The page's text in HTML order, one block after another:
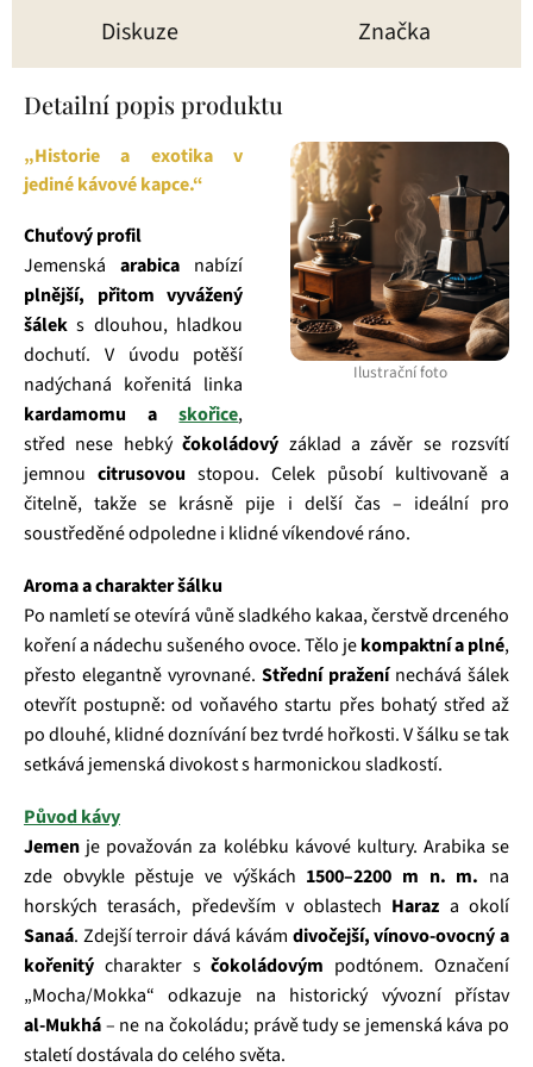
Diskuze Značka
Detailní popis produktu
Ilustrační foto
„Historie a exotika v
jediné kávové kapce.“
Chuťový profil
Jemenskáarabica nabízí
plnější, přitom vyvážený
šálek s dlouhou, hladkou
dochutí. V úvodu potěší
nadýchaná kořenitá linka
kardamomu askořice,
střed nese hebkýčokoládový základ a závěr se rozsvítí
jemnou citrusovou stopou. Celek působí kultivovaně a
čitelně, takže se krásně pije i delší čas – ideální pro
soustředěné odpoledne i klidné víkendové ráno.
Aroma a charakter šálku
Po namletí se otevírá vůně sladkého kakaa, čerstvě drceného
koření a nádechu sušeného ovoce. Tělo jekompaktní a plné,
přesto elegantně vyrovnané. Střední praženínechává šálek
otevřít postupně: od voňavého startu přes bohatý střed až
po dlouhé, klidné doznívání bez tvrdé hořkosti. V šálku se tak
setkává jemenská divokost s harmonickou sladkostí.
Původ kávy
Jemen je považován za kolébku kávové kultury. Arabika se
zde obvykle pěstuje ve výškách 1500–2200 m n. m. na
horských terasách, především v oblastech Haraz a okolí
Sanaá. Zdejší terroir dává kávám divočejší, vínovo‑ovocný a
kořenitý charakter sčokoládovým podtónem. Označení
„Mocha/Mokka“ odkazuje na historický vývozní přístav
al‑Mukhá– ne na čokoládu; právě tudy se jemenská káva po
staletí dostávala do celého světa.